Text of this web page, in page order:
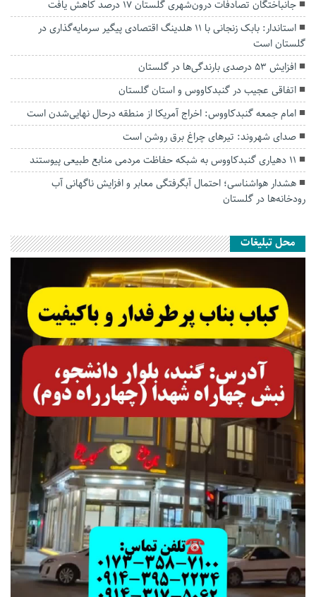
جانباختگان تصادفات درون‌شهری گلستان ۱۷ درصد کاهش یافت
استاندار: بابک زنجانی با ۱۱ هلدینگ اقتصادی پیگیر سرمایه‌گذاری در
گلستان است
افزایش ۵۳ درصدی بارندگی‌ها در گلستان
اتفاقی عجیب در‌ گنبدکاووس و استان گلستان
امام جمعه گنبدکاووس: اخراج آمریکا از منطقه درحال نهایی‌شدن است
صدای شهروند: تیرهای چراغ برق روشن است
۱۱ دهیاری گنبدکاووس به شبکه حفاظت مردمی منابع طبیعی پیوستند
هشدار هواشناسی؛ احتمال آبگرفتگی معابر و افزایش ناگهانی آب
رودخانه‌ها در گلستان
محل تبلیغات